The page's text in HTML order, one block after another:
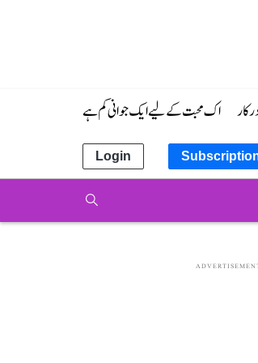
اک محبت کے لیے ایک جوانی کم ہے
Login